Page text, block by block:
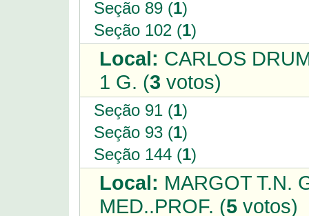
Seção 89 (1)
Seção 102 (1)
Local: CARLOS
1 G. (3 votos)
Seção 91 (1)
Seção 93 (1)
Seção 144 (1)
Local: MARGOT T.N.
MED..PROF. (5 votos)